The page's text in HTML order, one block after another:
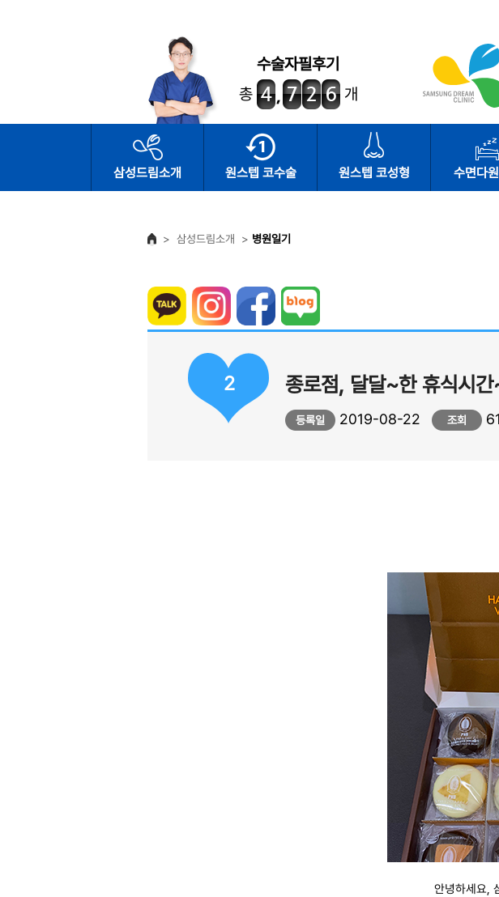
수술자필후기
총
개
삼성드림소개 원스텝 코수술 원스텝 코성형 수면다
> 삼성드림소개 > 병원일기
2 종로점, 달달~한 휴식시
등록일 2019-08-22 조회
안녕하세요,